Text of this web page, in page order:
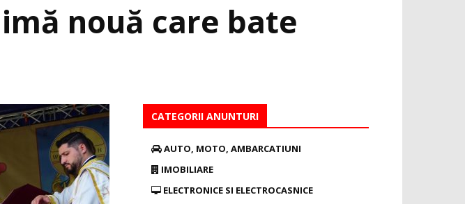
nouă care bate
CATEGORII ANUNTURI
AUTO, MOTO, AMBARCATIUNI
IMOBILIARE
ELECTRONICE SI ELECTROCASNICE